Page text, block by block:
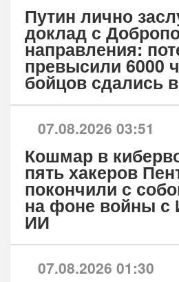
Путин лично
доклад с
направления:
превысили 6000
бойцов сдались
07.08.2026 03:51
Кошмар в
пять хакеров
покончили с
на фоне войны с
ИИ
07.08.2026 01:30